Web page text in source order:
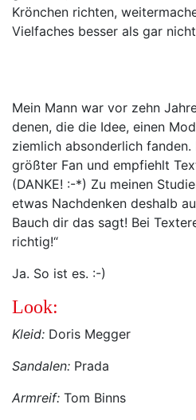
Krönchen richten,
Vielfaches besser als gar
Mein Mann war vor zehn
denen, die die Idee, einen
ziemlich absonderlich
größter Fan und empfiehlt
(DANKE! :-*) Zu meinen
etwas Nachdenken deshalb
Bauch dir das sagt! Bei
richtig!“
Ja. So ist es. :-)
Look:
Kleid: Doris Megger
Sandalen: Prada
Armreif: Tom Binns